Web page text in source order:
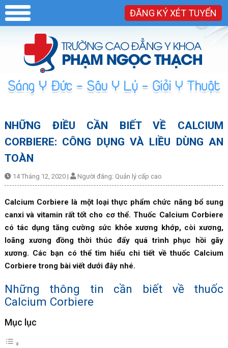
ĐĂNG KÝ XÉT TUYỂN
NHỮNG ĐIỀU CẦN BIẾT VỀ CALCIUM
CORBIERE: CÔNG DỤNG VÀ LIỀU DÙNG AN
TOÀN
14 Tháng 12, 2020 | Người đăng: Quản lý cấp cao
Calcium Corbiere là một loại thực phẩm chức năng bổ sung
canxi và vitamin rất tốt cho cơ thể. Thuốc Calcium Corbiere
có tác dụng tăng cường sức khỏe xương khớp, còi xương,
loãng xương đồng thời thúc đẩy quá trình phục hồi gãy
xương. Các bạn có thể tìm hiểu chi tiết về thuốc Calcium
Corbiere trong bài viết dưới đây nhé.
Những thông tin cần biết về thuốc
Calcium Corbiere
Mục lục